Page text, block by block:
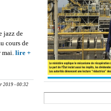
jazz de
cours de
mai.lire + about 27E
FESTIVAL
DE JAZZ :
Les
femmes
2019 - 00:32
Search form